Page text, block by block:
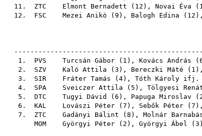
11. ZTC Elmont Bernadett ( 12 ), Novai Éva (
12. FSC Mezei Anikó ( 9 ), Balogh Edina ( 12
1. PVS Turcsán Gábor ( 1 ), Kovács András (
2. SZV Kaló Attila ( 3 ), Bereczki Máté ( 1
3. SIR Fráter Tamás ( 4), Tóth Károly ifj.
4. SPA Sveiczer Attila ( 5 ), Tölgyesi
5. DTC Tugyi Dávid ( 6 ), Papuga Miroslav (
6. KAL Lovászi Péter ( 7 ), Sebők Péter ( 7
7. ZTC Gadányi Bálint ( 8 ), Molnár
MOM
Györgyi Péter ( 2 ), Györgyi Ábel ( 3